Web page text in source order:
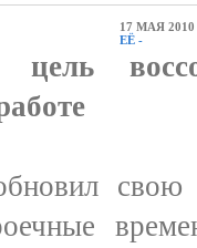
17 МАЯ
ЕЁ -
цель
свою